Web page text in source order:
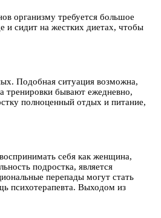
организму требуется большое
и сидит на жестких диетах, чтобы
Подобная ситуация возможна,
тренировки бывают ежедневно,
полноценный отдых и питание,
себя как женщина,
подростка, является
перепады могут стать
психотерапевта. Выходом из